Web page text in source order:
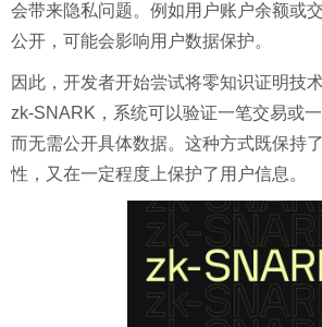
会带来隐私问题。例如用户账户余额或
公开，可能会影响用户数据保护。
因此，开发者开始尝试将零知识证明技
zk-SNARK，系统可以验证一笔交易或
而无需公开具体数据。这种方式既保持
性，又在一定程度上保护了用户信息。